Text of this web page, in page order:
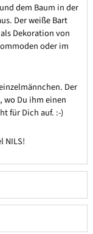
dem Baum in der
Der weiße Bart
Dekoration von
oder im
Der
wo Du ihm einen
für Dich auf. :-)
NILS!